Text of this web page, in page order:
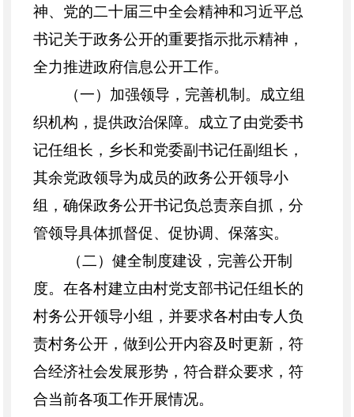
神、党的二十届三中全会精神和习近平总
书记关于政务公开的重要指示批示精神 ，
全力推进政府信息公开工作。
（一） 加强领导，完善机制 。 成立组
织机构，提供政治保障。成立了由党委书
记任组长，乡长和党委副书记任副组长，
其余党政领导为成员的政务公开领导小
组，确保政务公开书记负总责亲自抓，分
管领导具体抓督促、促协调、保落实。
（二）健全制度建设，完善公开制
度。在各村建立由村党支部书记任组长的
村务公开领导小组，并要求各村由专人负
责村务公开，做到公开内容及时更新，符
合经济社会发展形势 ，符合群众要求，符
合当前各项工作开展情况。